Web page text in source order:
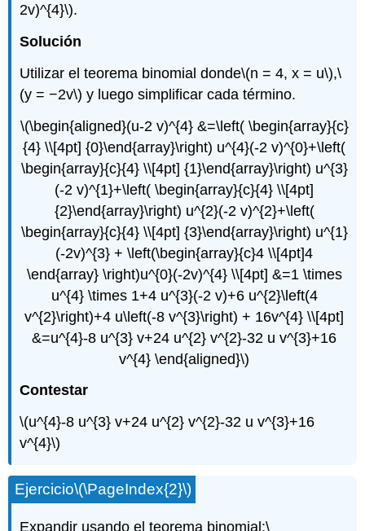
2v)^{4}\).
Solución
Utilizar el teorema binomial donde\(n = 4, x = u\),\
(y = −2v\) y luego simplificar cada término.
\(\begin{aligned}(u-2 v)^{4} &=\left( \begin{array}{c}
{4} \\[4pt] {0}\end{array}\right) u^{4}(-2 v)^{0}+\left(
\begin{array}{c}{4} \\[4pt] {1}\end{array}\right) u^{3}
(-2 v)^{1}+\left( \begin{array}{c}{4} \\[4pt]
{2}\end{array}\right) u^{2}(-2 v)^{2}+\left(
\begin{array}{c}{4} \\[4pt] {3}\end{array}\right) u^{1}
(-2v)^{3} + \left(\begin{array}{c}4 \\[4pt]4
\end{array} \right)u^{0}(-2v)^{4} \\[4pt] &=1 \times
u^{4} \times 1+4 u^{3}(-2 v)+6 u^{2}\left(4
v^{2}\right)+4 u\left(-8 v^{3}\right) + 16v^{4} \\[4pt]
&=u^{4}-8 u^{3} v+24 u^{2} v^{2}-32 u v^{3}+16
v^{4} \end{aligned}\)
Contestar
\(u^{4}-8 u^{3} v+24 u^{2} v^{2}-32 u v^{3}+16
v^{4}\)
Ejercicio\(\PageIndex{2}\)
Expandir usando el teorema binomial:\